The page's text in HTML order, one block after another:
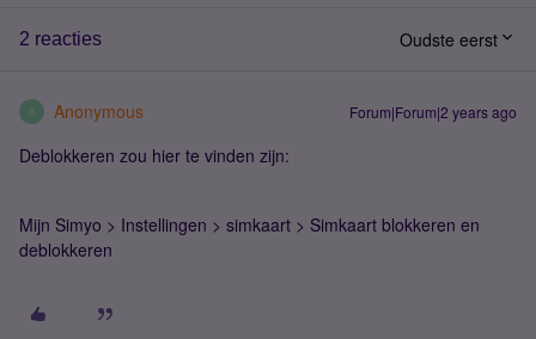
2 reacties Oudste eerst
A Anonymous Forum|Forum|2 years ago
Deblokkeren zou hier te vinden zijn:
Mijn Simyo > Instellingen > simkaart > Simkaart blokkeren en
deblokkeren